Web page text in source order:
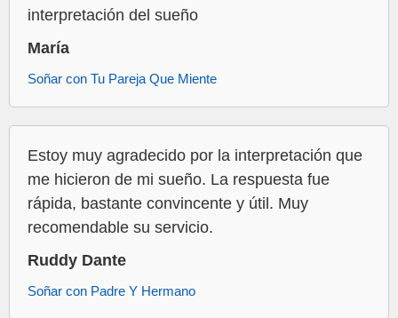
interpretación del sueño
María
Soñar con Tu Pareja Que Miente
Estoy muy agradecido por la interpretación que
me hicieron de mi sueño. La respuesta fue
rápida, bastante convincente y útil. Muy
recomendable su servicio.
Ruddy Dante
Soñar con Padre Y Hermano